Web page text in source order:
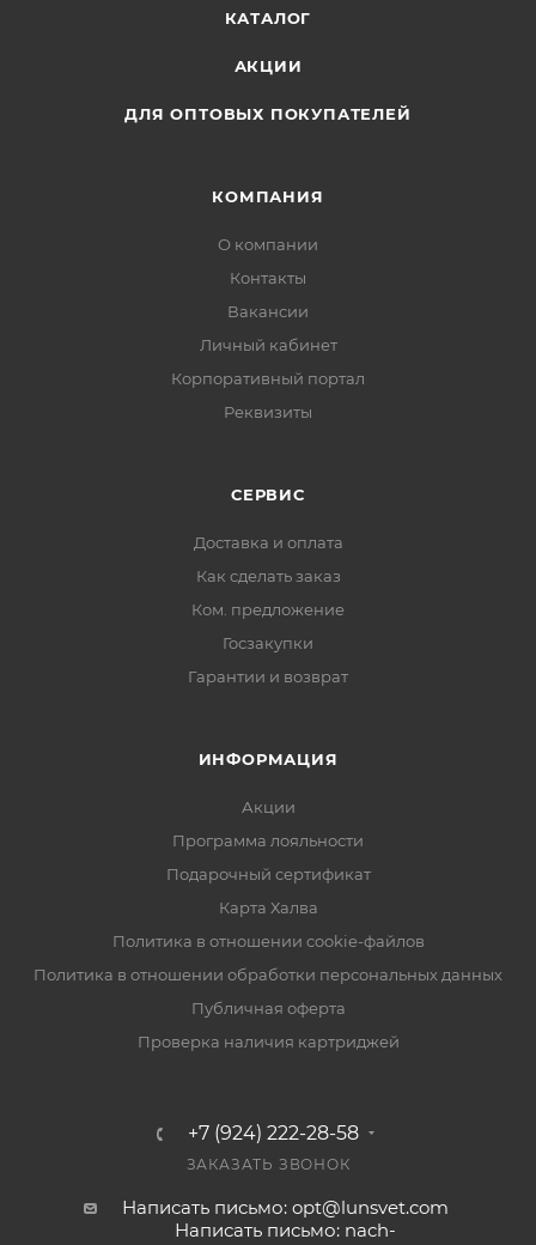
Количество упаковок в коробе: 24 уп.
Ценовая категория: эконом
Страна происхождения: Россия
КАТАЛОГ
АКЦИИ
ДЛЯ ОПТОВЫХ ПОКУПАТЕЛЕЙ
КОМПАНИЯ
О компании
Контакты
Вакансии
Личный кабинет
Корпоративный портал
Реквизиты
СЕРВИС
Доставка и оплата
Как сделать заказ
Ком. предложение
Госзакупки
Гарантии и возврат
ИНФОРМАЦИЯ
Акции
Программа лояльности
Подарочный сертификат
Карта Халва
Политика в отношении cookie-файлов
Политика в отношении обработки персональных данных
Публичная оферта
Проверка наличия картриджей
+7 (924) 222-28-58
ЗАКАЗАТЬ ЗВОНОК
Написать письмо: opt@lunsvet.com
Написать письмо: nach-